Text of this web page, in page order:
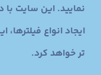
ایجاد انواع
تر خواهد کرد.